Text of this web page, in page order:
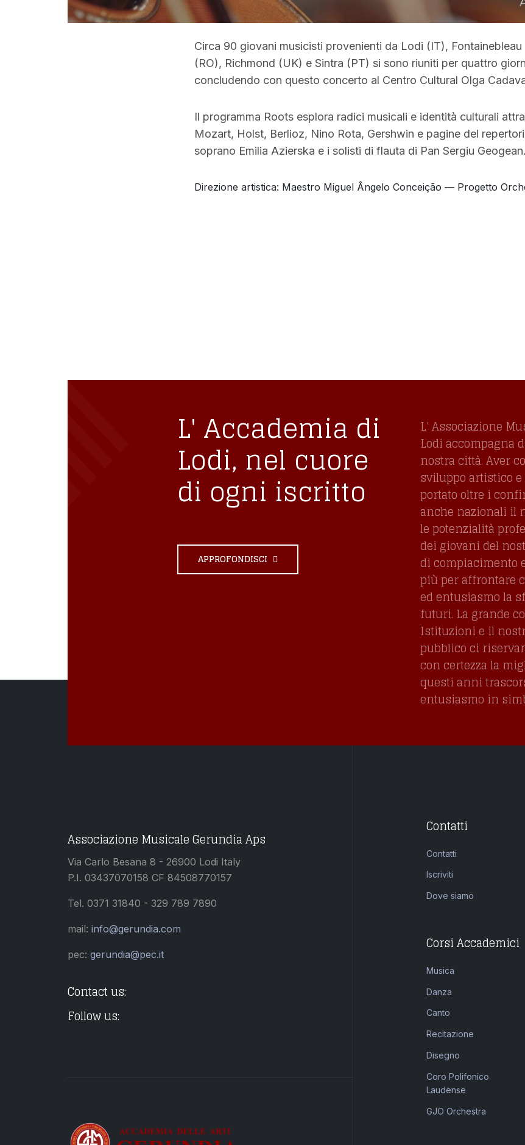
Circa 90 giovani musicisti provenienti da Lodi (IT),
(RO), Richmond (UK) e Sintra (PT) si sono riuniti per quattro
concludendo con questo concerto al Centro Cultural Olga
Il programma Roots esplora radici musicali e identità culturali
Mozart, Holst, Berlioz, Nino Rota, Gershwin e pagine del
soprano Emilia Azierska e i solisti di flauta di Pan Sergiu Geogean.
Direzione artistica: Maestro Miguel Ângelo Conceição — Progetto
L' Accademia di
Lodi, nel cuore
di ogni iscritto
APPROFONDISCI
L' Associazione
Lodi accompagna
nostra città. Aver
sviluppo artistico
portato oltre i
anche nazionali il
le potenzialità
dei giovani del
di compiacimento
più per affrontare
ed entusiasmo la
futuri. La grande
Istituzioni e il
pubblico ci
con certezza la
questi anni
entusiasmo in
Associazione Musicale Gerundia Aps
Via Carlo Besana 8 - 26900 Lodi Italy
P.I. 03437070158 CF 84508770157
Tel. 0371 31840 - 329 789 7890
mail: info@gerundia.com
pec: gerundia@pec.it
Contact us:
Follow us:
Contatti
Contatti
Iscriviti
Dove siamo
Corsi Accademici
Musica
Danza
Canto
Recitazione
Disegno
Coro Polifonico
Laudense
GJO Orchestra